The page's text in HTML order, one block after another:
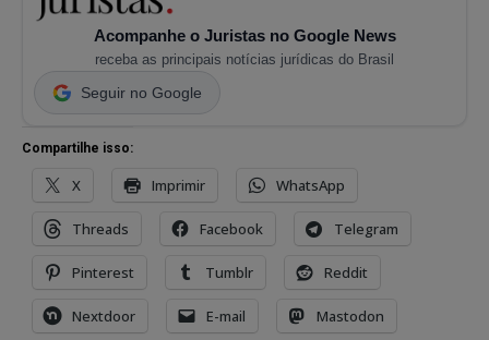
Acompanhe o Juristas no Google News
receba as principais notícias jurídicas do Brasil
Seguir no Google
Compartilhe isso:
X Imprimir WhatsApp
Threads Facebook Telegram
Pinterest Tumblr Reddit
Nextdoor E-mail Mastodon